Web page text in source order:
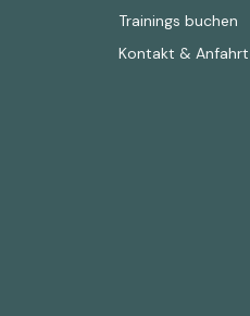
Trainings buchen
Kontakt & Anfahrt